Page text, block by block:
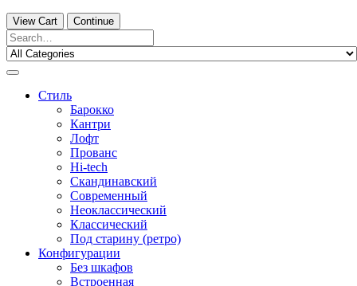
View Cart Continue
Стиль
Барокко
Кантри
Лофт
Прованс
Hi-tech
Скандинавский
Современный
Неоклассический
Классический
Под старину (ретро)
Конфигурации
Без шкафов
Встроенная